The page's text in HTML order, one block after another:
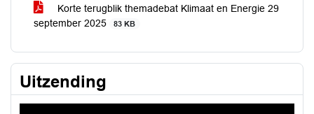
Korte terugblik themadebat Klimaat en Energie 29
september 2025
83 KB
Uitzending